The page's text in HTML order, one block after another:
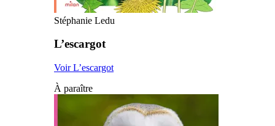
Stéphanie Ledu
L’escargot
Voir L’escargot
À paraître